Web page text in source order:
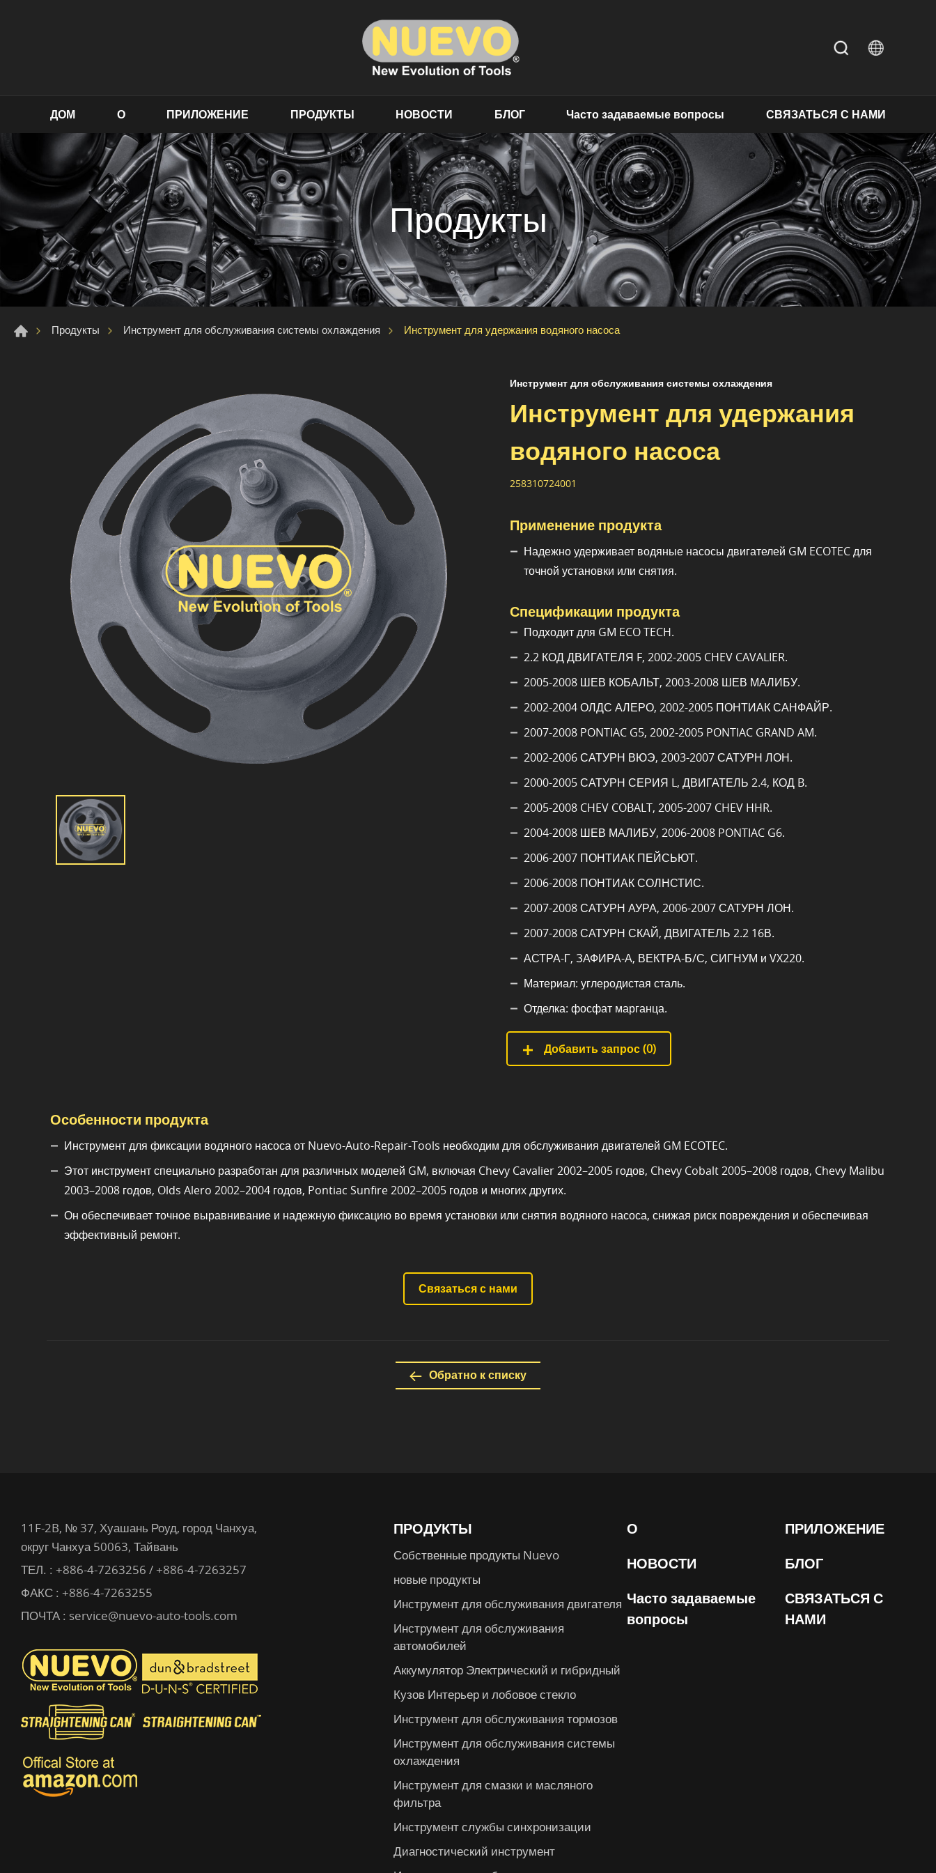
ДОМ О ПРИЛОЖЕНИЕ ПРОДУКТЫ НОВОСТИ БЛОГ Часто задаваемые вопросы СВЯЗАТЬСЯ С НАМИ
Продукты
Продукты Инструмент для обслуживания системы охлаждения Инструмент для удержания водяного насоса
Инструмент для обслуживания системы охлаждения
Инструмент для удержания
водяного насоса
258310724001
Применение продукта
Надежно удерживает водяные насосы двигателей GM ECOTEC для
точной установки или снятия.
Спецификации продукта
Подходит для GM ECO TECH.
2.2 КОД ДВИГАТЕЛЯ F, 2002-2005 CHEV CAVALIER.
2005-2008 ШЕВ КОБАЛЬТ, 2003-2008 ШЕВ МАЛИБУ.
2002-2004 ОЛДС АЛЕРО, 2002-2005 ПОНТИАК САНФАЙР.
2007-2008 PONTIAC G5, 2002-2005 PONTIAC GRAND AM.
2002-2006 САТУРН ВЮЭ, 2003-2007 САТУРН ЛОН.
2000-2005 САТУРН СЕРИЯ L, ДВИГАТЕЛЬ 2.4, КОД B.
2005-2008 CHEV COBALT, 2005-2007 CHEV HHR.
2004-2008 ШЕВ МАЛИБУ, 2006-2008 PONTIAC G6.
2006-2007 ПОНТИАК ПЕЙСЬЮТ.
2006-2008 ПОНТИАК СОЛНСТИС.
2007-2008 САТУРН АУРА, 2006-2007 САТУРН ЛОН.
2007-2008 САТУРН СКАЙ, ДВИГАТЕЛЬ 2.2 16В.
АСТРА-Г, ЗАФИРА-А, ВЕКТРА-Б/С, СИГНУМ и VX220.
Материал: углеродистая сталь.
Отделка: фосфат марганца.
Добавить запрос (0)
Особенности продукта
Инструмент для фиксации водяного насоса от Nuevo-Auto-Repair-Tools необходим для обслуживания двигателей GM ECOTEC.
Этот инструмент специально разработан для различных моделей GM, включая Chevy Cavalier 2002–2005 годов, Chevy Cobalt 2005–2008 годов, Chevy Malibu
2003–2008 годов, Olds Alero 2002–2004 годов, Pontiac Sunfire 2002–2005 годов и многих других.
Он обеспечивает точное выравнивание и надежную фиксацию во время установки или снятия водяного насоса, снижая риск повреждения и обеспечивая
эффективный ремонт.
Связаться с нами
Обратно к списку
ПРОДУКТЫ
Собственные продукты Nuevo
новые продукты
Инструмент для обслуживания двигателя
Инструмент для обслуживания
автомобилей
Аккумулятор Электрический и гибридный
Кузов Интерьер и лобовое стекло
Инструмент для обслуживания тормозов
Инструмент для обслуживания системы
охлаждения
Инструмент для смазки и масляного
фильтра
Инструмент службы синхронизации
Диагностический инструмент
О
ПРИЛОЖЕНИЕ
НОВОСТИ
БЛОГ
Часто задаваемые
вопросы
СВЯЗАТЬСЯ С
НАМИ
11F-2B, № 37, Хуашань Роуд, город Чанхуа,
округ Чанхуа 50063, Тайвань
ТЕЛ. : +886-4-7263256 / +886-4-7263257
ФАКС : +886-4-7263255
ПОЧТА : service@nuevo-auto-tools.com